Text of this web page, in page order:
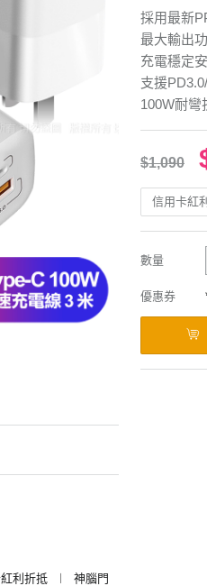
利折抵 ︱
神腦門
採用最新
最大輸出
充電穩定
支援
100W耐彎
$1,090
信用卡紅
數量
優惠券